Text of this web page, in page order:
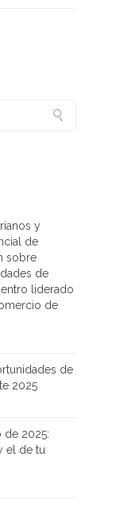
y
de
sobre
de
liderado
de
de
2025
2025:
el de tu